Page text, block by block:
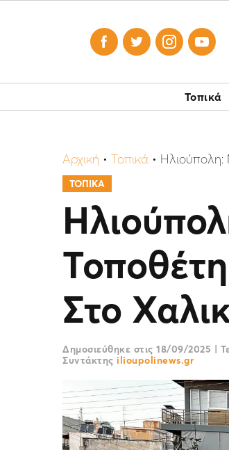
   
Τοπικά
Αρχική • Τοπικά •
ΤΟΠΙΚΑ
Στο
Δημοσιεύθηκε στις 18/09/2025 |
Συντάκτης ilioupolinews.gr